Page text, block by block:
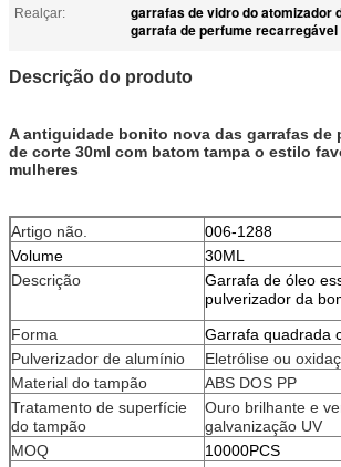
Realçar:
garrafas de vidro do atomizador
garrafa de perfume recarregável
Descrição do produto
A antiguidade bonito nova das garrafas de
de corte 30ml com batom tampa o estilo
mulheres
Artigo não.
006-1288
Volume
30ML
Descrição
Garrafa de óleo
pulverizador da
Forma
Garrafa quadrada
Pulverizador de alumínio
Eletrólise ou
Material do tampão
ABS DOS PP
Tratamento de superfície
do tampão
Ouro brilhante e
galvanização UV
MOQ
10000PCS